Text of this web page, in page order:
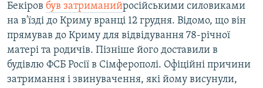
Бекіров був затриманийросійськими силовиками
на в'їзді до Криму вранці 12 грудня. Відомо, що він
прямував до Криму для відвідування 78-річної
матері та родичів. Пізніше його доставили в
будівлю ФСБ Росії в Сімферополі. Офіційні причини
затримання і звинувачення, які йому висунули,